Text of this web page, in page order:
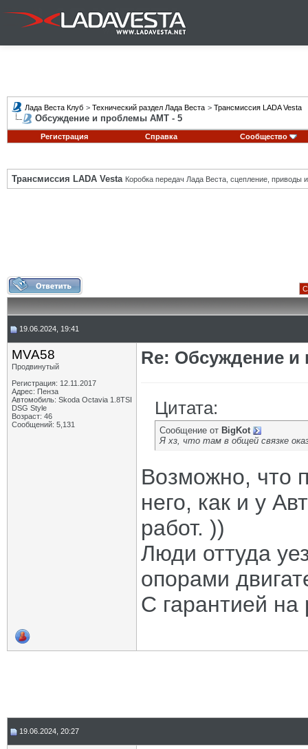
Лада Веста Клуб > Технический раздел Лада Веста > Трансмиссия LADA Vesta
Обсуждение и проблемы АМТ - 5
Регистрация Справка Сообщество
Трансмиссия LADA Vesta Коробка передач Лада Веста, сцепление, приводы и
19.06.2024, 19:41
MVA58
Продвинутый
Регистрация: 12.11.2017
Адрес: Пенза
Автомобиль: Skoda Octavia 1.8TSI
DSG Style
Возраст: 46
Сообщений: 5,131
Re: Обсуждение
Цитата:
Сообщение от BigKot
Я хз, что там в общей связке
Возможно, что
него, как и у
работ. ))
Люди оттуда
опорами
С гарантией на
19.06.2024, 20:27